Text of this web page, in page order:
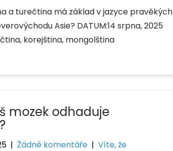
a turečtina má základ v jazyce pravěkých
Asie? DATUM:14 srpna, 2025
korejština, mongolština
mozek odhaduje
|Žádné komentáře |Víte, že